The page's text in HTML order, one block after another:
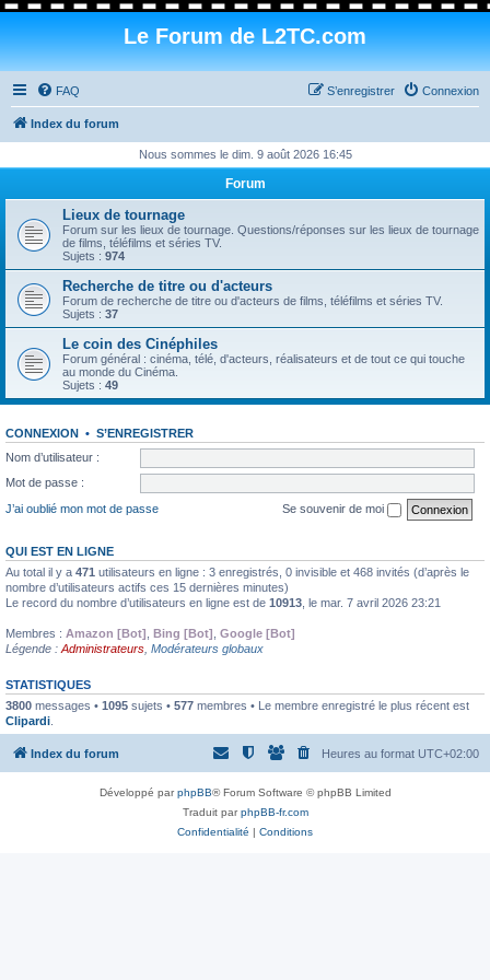
Le Forum de L2TC.com
FAQ Connexion
S’enregistrer
Index du forum
Nous sommes le dim. 9 août 2026 16:45
Forum
Lieux de tournage
Forum sur les lieux de tournage. Questions/réponses sur les lieux de tournage
de films, téléfilms et séries TV.
Sujets : 974
Recherche de titre ou d'acteurs
Forum de recherche de titre ou d'acteurs de films, téléfilms et séries TV.
Sujets : 37
Le coin des Cinéphiles
Forum général : cinéma, télé, d'acteurs, réalisateurs et de tout ce qui touche
au monde du Cinéma.
Sujets : 49
CONNEXION • S’ENREGISTRER
Nom d’utilisateur :
Mot de passe :
J’ai oublié mon mot de passe
Se souvenir de moi
QUI EST EN LIGNE
Au total il y a 471 utilisateurs en ligne : 3 enregistrés, 0 invisible et 468 invités (d’après le
nombre d’utilisateurs actifs ces 15 dernières minutes)
Le record du nombre d’utilisateurs en ligne est de 10913 , le mar. 7 avril 2026 23:21
Membres : Amazon [Bot] Bing [Bot] Google [Bot]
Légende : Administrateurs Modérateurs globaux
STATISTIQUES
3800 messages • 1095 sujets • 577 membres • Le membre enregistré le plus récent est
Clipardi
Index du forum Heures au format UTC+02:00
Développé parphpBB® Forum Software © phpBB Limited
Traduit parphpBB-fr.com
Confidentialité | Conditions